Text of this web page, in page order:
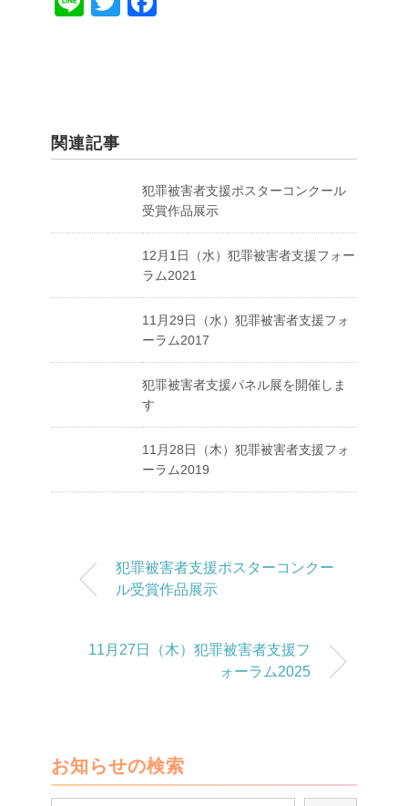
o
k
関連記事
犯罪被害者支援ポスターコンクール
受賞作品展示
12月1日（水）犯罪被害者支援フォー
ラム2021
11月29日（水）犯罪被害者支援フォ
ーラム2017
犯罪被害者支援パネル展を開催しま
す
11月28日（木）犯罪被害者支援フォ
ーラム2019
犯罪被害者支援ポスターコンクー
ル受賞作品展示
11月27日（木）犯罪被害者支援フ
ォーラム2025
お知らせの検索